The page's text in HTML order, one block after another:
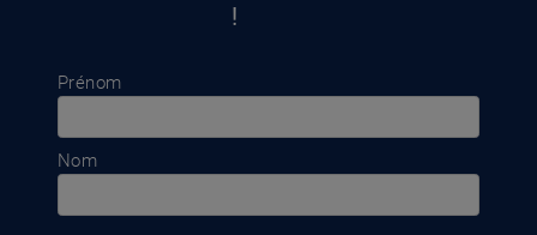
Prénom
Nom
!